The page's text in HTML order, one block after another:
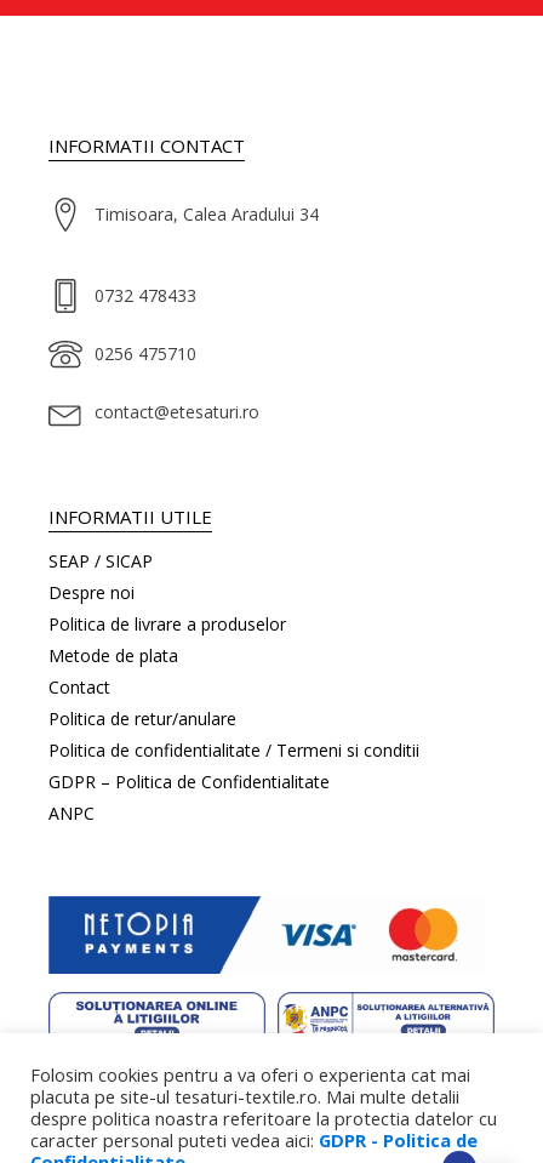
INFORMATII CONTACT
Timisoara, Calea Aradului 34
0732 478433
0256 475710
contact@etesaturi.ro
INFORMATII UTILE
SEAP / SICAP
Despre noi
Politica de livrare a produselor
Metode de plata
Contact
Politica de retur/anulare
Politica de confidentialitate / Termeni si conditii
GDPR – Politica de Confidentialitate
ANPC
web design by DowMedia |gazduire webby SpeedHost
Folosim cookies pentru a va oferi o experienta cat mai
placuta pe site-ul tesaturi-textile.ro. Mai multe detalii
despre politica noastra referitoare la protectia datelor cu
caracter personal puteti vedea aici: GDPR - Politica de